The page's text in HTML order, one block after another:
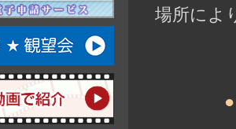
場所によ
●